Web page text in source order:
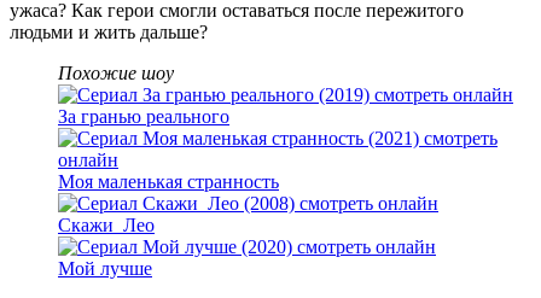
ужаса? Как герои смогли оставаться после пережитого
людьми и жить дальше?
Похожие шоу
За гранью реального
Моя маленькая странность
Скажи_Лео
Мой лучше